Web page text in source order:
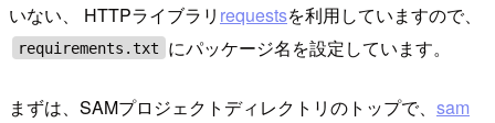
いない、 HTTPライブラリ requestsを利用していますので、
requirements.txt にパッケージ名を設定しています。
まずは、SAMプロジェクトディレクトリのトップで、 sam